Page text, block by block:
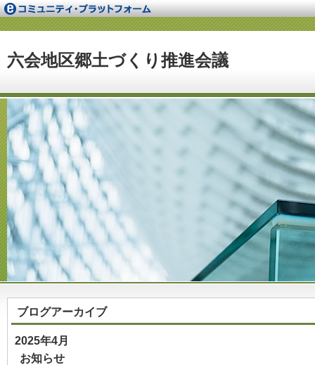
六会地区郷土づくり推進会議
ブログアーカイブ
2025年4月
お知らせ